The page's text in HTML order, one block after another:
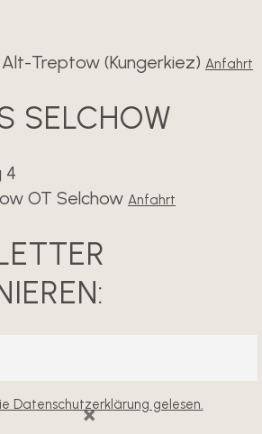
Alt-Treptow (Kungerkiez) Anfahrt
SELCHOW
4
OT Selchow Anfahrt
Datenschutzerklärung gelesen.
×